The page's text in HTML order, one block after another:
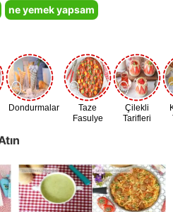
ne yemek yapsam
Dondurmalar
Taze
Fasulye
Çilekli
Tarifleri